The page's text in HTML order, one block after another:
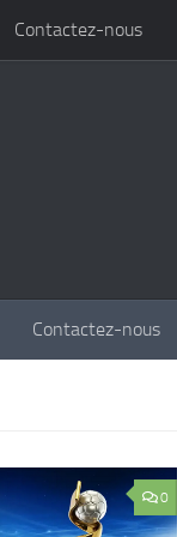
Contactez-nous
Contactez-nous
0